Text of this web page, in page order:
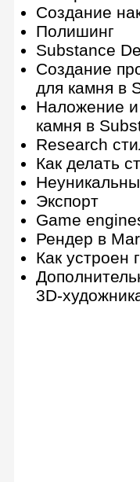
Дополнительные
Blender
13 практических
Интерфейс и
сглаживание
Процедурное
Скульптинг
Анимация и
UV-развертка
Текстура и
Визуализация